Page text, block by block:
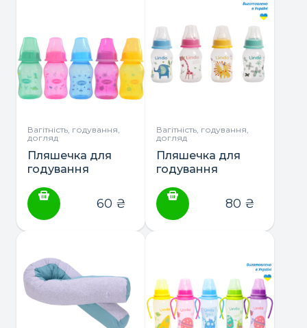
Вагітність, годування,
догляд
Пляшечка для
годування
силіконової
соскою, 125мл. ТМ
Lindo (Li132)
60 ₴
Вагітність, годування,
догляд
Пляшечка для
годування
силіконовою
соскою, 125мл ТМ
Lindo (Li144)
80 ₴